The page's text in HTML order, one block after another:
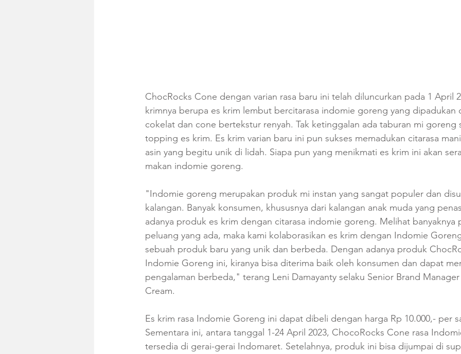
ChocRocks Cone dengan varian rasa baru ini telah diluncurkan pada 1 April
krimnya berupa es krim lembut bercitarasa indomie goreng yang dipadukan
cokelat dan cone bertekstur renyah. Tak ketinggalan ada taburan mi goreng
topping es krim. Es krim varian baru ini pun sukses memadukan citarasa
asin yang begitu unik di lidah. Siapa pun yang menikmati es krim ini akan
makan indomie goreng.
"Indomie goreng merupakan produk mi instan yang sangat populer dan
kalangan. Banyak konsumen, khususnya dari kalangan anak muda yang
adanya produk es krim dengan citarasa indomie goreng. Melihat banyaknya
peluang yang ada, maka kami kolaborasikan es krim dengan Indomie
sebuah produk baru yang unik dan berbeda. Dengan adanya produk
Indomie Goreng ini, kiranya bisa diterima baik oleh konsumen dan dapat
pengalaman berbeda," terang Leni Damayanty selaku Senior Brand
Cream.
Es krim rasa Indomie Goreng ini dapat dibeli dengan harga Rp 10.000,- per
Sementara ini, antara tanggal 1-24 April 2023, ChocoRocks Cone rasa
tersedia di gerai-gerai Indomaret. Setelahnya, produk ini bisa dijumpai di